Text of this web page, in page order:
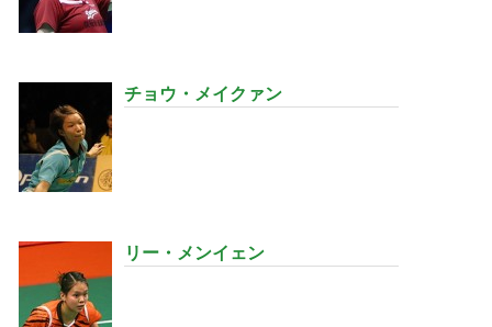
チョウ・メイクァン
リー・メンイェン